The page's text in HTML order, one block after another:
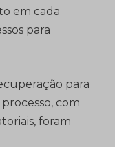
em cada
para
para
com
foram